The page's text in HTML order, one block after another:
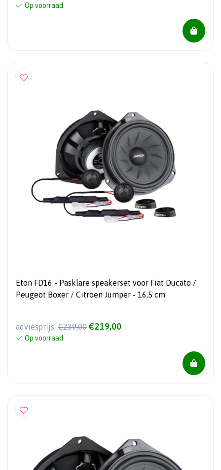
Op voorraad
Eton FD16 - Pasklare speakerset voor Fiat Ducato /
Peugeot Boxer / Citroen Jumper - 16,5 cm
adviesprijs €239,00 €219,00
Op voorraad